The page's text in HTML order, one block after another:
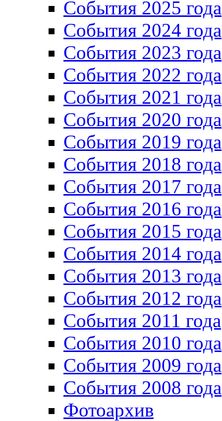
События 2025 года
События 2024 года
События 2023 года
Cобытия 2022 года
Cобытия 2021 года
События 2020 года
События 2019 года
События 2018 года
События 2017 года
События 2016 года
События 2015 года
События 2014 года
События 2013 года
События 2012 года
События 2011 года
События 2010 года
События 2009 года
События 2008 года
Фотоархив